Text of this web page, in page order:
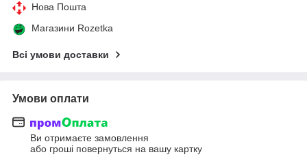
Нова Пошта
Магазини Rozetka
Всі умови доставки
Умови оплати
Ви отримаєте замовлення
або гроші повернуться на вашу картку